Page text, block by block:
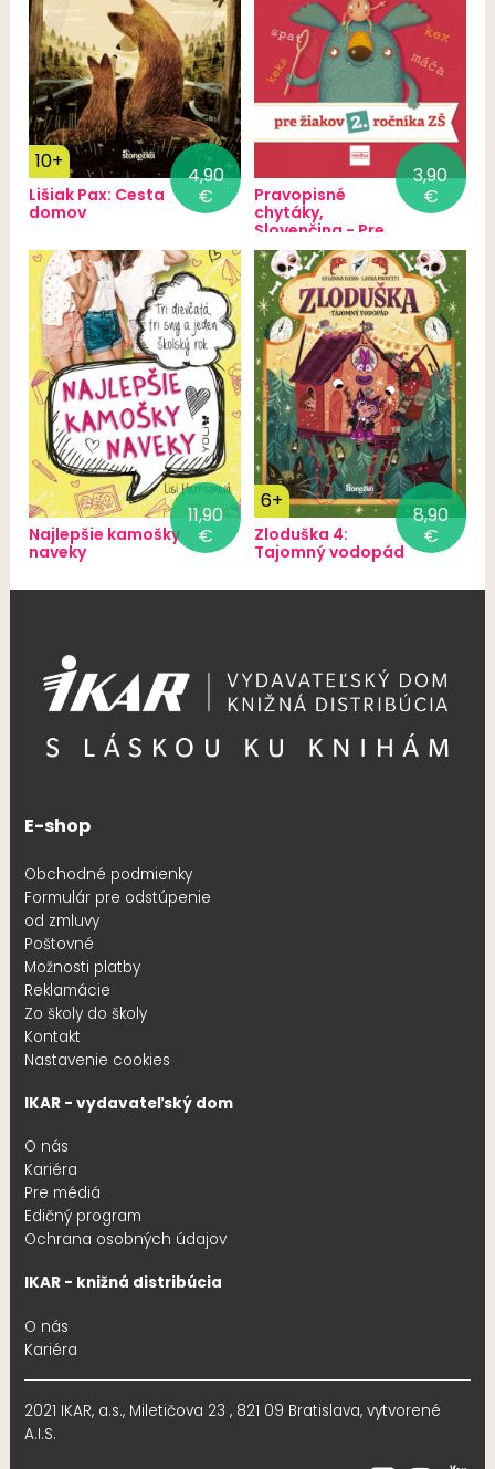
10+
4,90
€
Lišiak Pax: Cesta
domov
3,90
€
Pravopisné
chytáky,
Slovenčina - Pre
žiakov 2. ročníka
základných škôl
11,90
€
Najlepšie kamošky
naveky
6+
8,90
€
Zloduška 4:
Tajomný vodopád
E-shop
Obchodné podmienky
Formulár pre odstúpenie
od zmluvy
Poštovné
Možnosti platby
Reklamácie
Zo školy do školy
Kontakt
Nastavenie cookies
IKAR - vydavateľský dom
O nás
Kariéra
Pre médiá
Edičný program
Ochrana osobných údajov
IKAR - knižná distribúcia
O nás
Kariéra
2021 IKAR, a.s., Miletičova 23 , 821 09 Bratislava, vytvorené
A.I.S.